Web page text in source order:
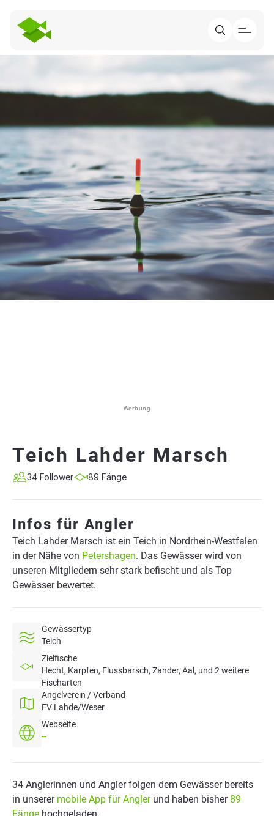
Werbung
Teich Lahder Marsch
34 Follower 89 Fänge
Infos für Angler
Teich Lahder Marsch ist ein Teich in Nordrhein-Westfalen
in der Nähe von Petershagen. Das Gewässer wird von
unseren Mitgliedern sehr stark befischt und als Top
Gewässer bewertet.
Gewässertyp
Teich
Zielfische
Hecht, Karpfen, Flussbarsch, Zander, Aal, und 2 weitere
Fischarten
Angelverein / Verband
FV Lahde/Weser
Webseite
--
34 Anglerinnen und Angler folgen dem Gewässer bereits
in unserer mobile App für Anglerund haben bisher 89